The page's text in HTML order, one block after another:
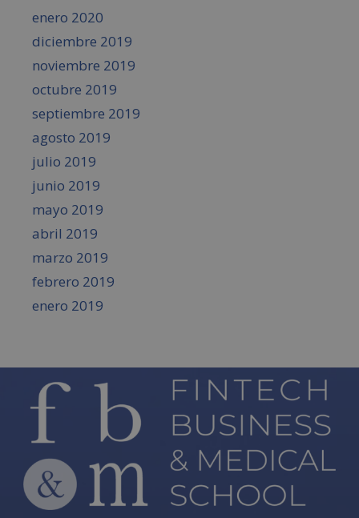
enero 2020
diciembre 2019
noviembre 2019
octubre 2019
septiembre 2019
agosto 2019
julio 2019
junio 2019
mayo 2019
abril 2019
marzo 2019
febrero 2019
enero 2019